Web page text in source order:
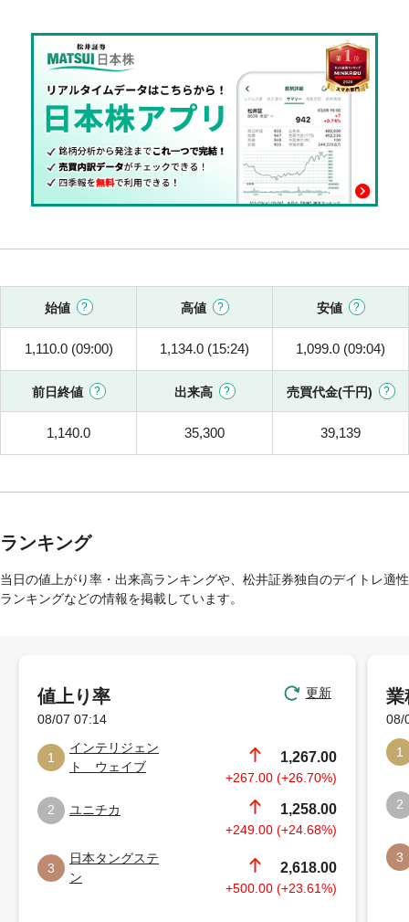
始値 高値 安値
1,110.0 (09:00) 1,134.0 (15:24) 1,099.0 (09:04)
前日終値 出来高 売買代金(千円)
1,140.0 35,300 39,139
ランキング
当日の値上がり率・出来高ランキングや、松井証券独自のデイトレ適性
ランキングなどの情報を掲載しています。